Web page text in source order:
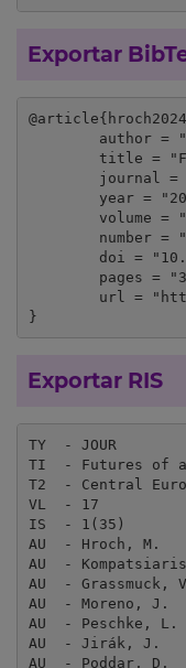
Exportar
}
Exportar RIS
TY  - JOUR
TI  - Futures of
T2  - Central
VL  - 17
IS  - 1(35)
AU  - Hroch, M.
AU  -
AU  - Grassmuck,
AU  - Moreno, J.
AU  - Peschke, L.
AU  - Jirák, J.
AU  - Poddar, D.